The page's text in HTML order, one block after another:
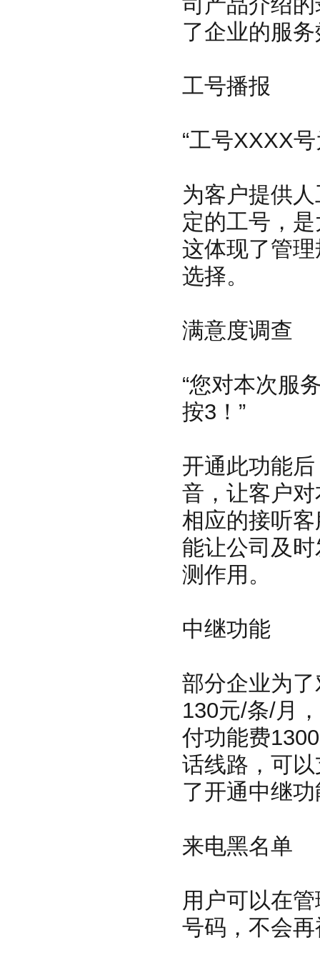
了企业的服
工号播报
“工号XXXX
为客户提供
定的工号，
这体现了管
选择。
满意度调查
“您对本次服
按3！”
开通此功能
音，让客户
相应的接听
能让公司及
测作用。
中继功能
部分企业为
130元/条/月
付功能费
话线路，可
了开通中继
来电黑名单
用户可以在
号码，不会